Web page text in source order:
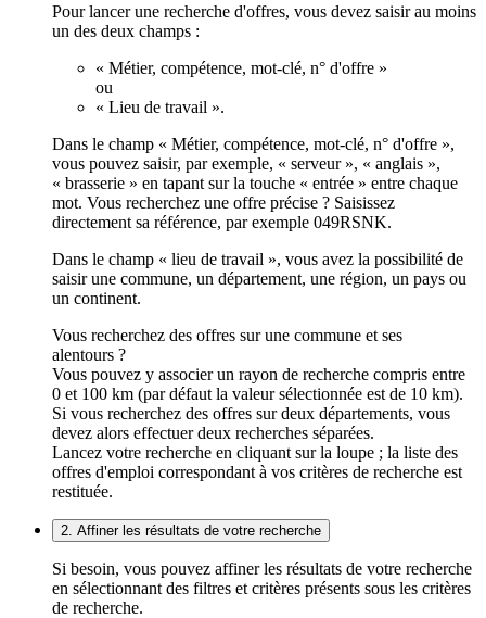
Pour lancer une recherche d'offres, vous devez saisir au moins
un des deux champs :
« Métier, compétence, mot-clé, n° d'offre »
ou
« Lieu de travail ».
Dans le champ « Métier, compétence, mot-clé, n° d'offre »,
vous pouvez saisir, par exemple, « serveur », « anglais »,
« brasserie » en tapant sur la touche « entrée » entre chaque
mot. Vous recherchez une offre précise ? Saisissez
directement sa référence, par exemple 049RSNK.
Dans le champ « lieu de travail », vous avez la possibilité de
saisir une commune, un département, une région, un pays ou
un continent.
Vous recherchez des offres sur une commune et ses
alentours ?
Vous pouvez y associer un rayon de recherche compris entre
0 et 100 km (par défaut la valeur sélectionnée est de 10 km).
Si vous recherchez des offres sur deux départements, vous
devez alors effectuer deux recherches séparées.
Lancez votre recherche en cliquant sur la loupe ; la liste des
offres d'emploi correspondant à vos critères de recherche est
restituée.
2. Affiner les résultats de votre recherche
Si besoin, vous pouvez affiner les résultats de votre recherche
en sélectionnant des filtres et critères présents sous les critères
de recherche.